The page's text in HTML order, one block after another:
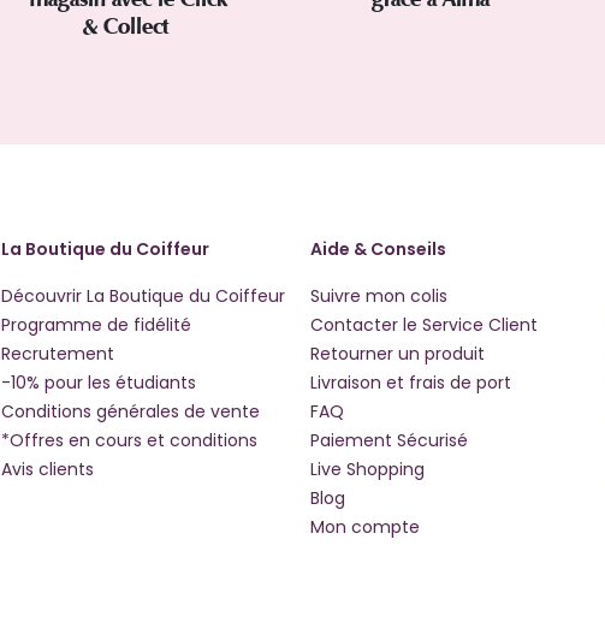
& Collect
La Boutique du Coiffeur
Découvrir La Boutique du Coiffeur
Programme de fidélité
Recrutement
-10% pour les étudiants
Conditions générales de vente
*Offres en cours et conditions
Avis clients
Aide & Conseils
Suivre mon colis
Contacter le Service Client
Retourner un produit
Livraison et frais de port
FAQ
Paiement Sécurisé
Live Shopping
Blog
Mon compte